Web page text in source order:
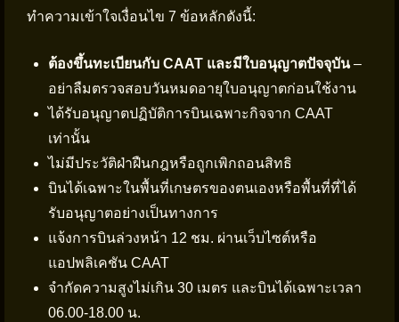
ทำความเข้าใจเงื่อนไข 7 ข้อหลักดังนี้:
ต้องขึ้นทะเบียนกับ CAAT และมีใบอนุญาตปัจจุบัน–
อย่าลืมตรวจสอบวันหมดอายุใบอนุญาตก่อนใช้งาน
ได้รับอนุญาตปฏิบัติการบินเฉพาะกิจจาก CAAT
เท่านั้น
ไม่มีประวัติฝ่าฝืนกฎหรือถูกเพิกถอนสิทธิ
บินได้เฉพาะในพื้นที่เกษตรของตนเองหรือพื้นที่ที่ได้
รับอนุญาตอย่างเป็นทางการ
แจ้งการบินล่วงหน้า 12 ชม. ผ่านเว็บไซต์หรือ
แอปพลิเคชัน CAAT
จำกัดความสูงไม่เกิน 30 เมตร และบินได้เฉพาะเวลา
06.00-18.00 น.